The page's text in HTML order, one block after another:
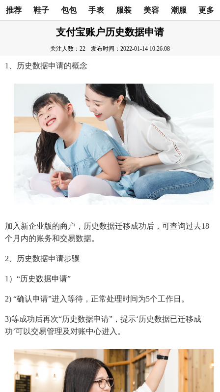
推荐 鞋子 包包 手表 服装 美容 潮服 更多
支付宝账户历史数据申请
关注人数：22 发布时间：2022-01-14 10:26:08
1、历史数据申请的概念
加入新企业版的商户，历史数据迁移成功后，可查询过去18
个月内的账务和交易数据。
2、历史数据申请步骤
1）“历史数据申请”
2) “确认申请”进入等待，正常处理时间为5个工作日。
3)等成功后再次“历史数据申请”，提示‘历史数据已迁移成
功’可以交易管理及对账中心进入。